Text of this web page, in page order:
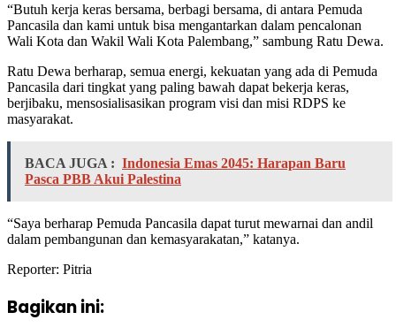
“Butuh kerja keras bersama, berbagi bersama, di antara Pemuda
Pancasila dan kami untuk bisa mengantarkan dalam pencalonan
Wali Kota dan Wakil Wali Kota Palembang,” sambung Ratu Dewa.
Ratu Dewa berharap, semua energi, kekuatan yang ada di Pemuda
Pancasila dari tingkat yang paling bawah dapat bekerja keras,
berjibaku, mensosialisasikan program visi dan misi RDPS ke
masyarakat.
BACA JUGA : Indonesia Emas 2045: Harapan Baru
Pasca PBB Akui Palestina
“Saya berharap Pemuda Pancasila dapat turut mewarnai dan andil
dalam pembangunan dan kemasyarakatan,” katanya.
Reporter: Pitria
Bagikan ini: